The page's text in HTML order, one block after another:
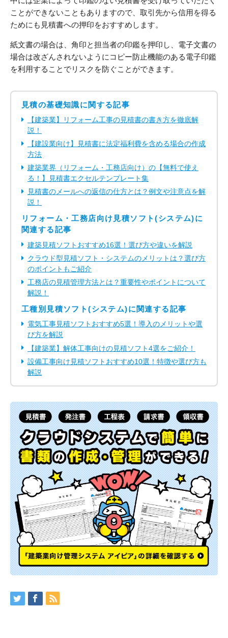
ことができないこともありますので、取引先から信用を得る
ためにも見積書への押印をおすすめします。
紙文書の場合は、角印と担当者の印鑑を押印し、電子文書の
場合は改ざんされないようにコピー防止機能のある電子印鑑
を利用することでリスクを防ぐことができます。
見積の基礎知識に関する記事
【建築業】リフォーム工事の見積書の書き方を徹底解
説！
【建設業向け】見積書に法定福利費を含める場合の作成
方法
建築業界（リフォーム・工務店向け）の【無料で使え
る！】見積書エクセルテンプレート集
見積書のメールへの返信の仕方とは？例文や注意点を解
説！
リフォーム・工務店向け見積ソフト(システム)に
関連する記事
建築見積ソフトおすすめ16選！選び方や違いを解説
クラウド型見積ソフト・システムのメリットは？選び方
のポイントもご紹介
工務店の見積管理方法とは？重要性やポイントについて
解説！
工種別見積ソフト(システム)に関連する記事
電気工事見積ソフトおすすめ5選！導入のメリットや選
び方を解説
【建築業】解体工事向けの見積ソフト4選をご紹介！
設備工事向け見積ソフトおすすめ10選！特徴や選び方も
解説